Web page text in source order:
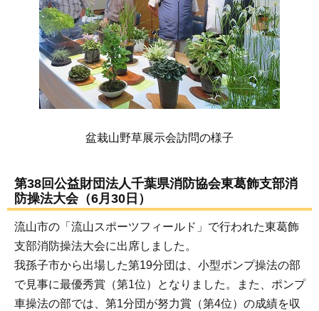
盆栽山野草展示会訪問の様子
第38回公益財団法人千葉県消防協会東葛飾支部消
防操法大会（6月30日）
流山市の「流山スポーツフィールド」で行われた東葛飾
支部消防操法大会に出席しました。
我孫子市から出場した第19分団は、小型ポンプ操法の部
で見事に最優秀賞（第1位）となりました。また、ポンプ
車操法の部では、第1分団が努力賞（第4位）の成績を収